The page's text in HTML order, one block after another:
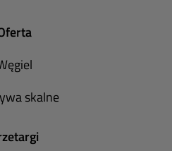
skalne